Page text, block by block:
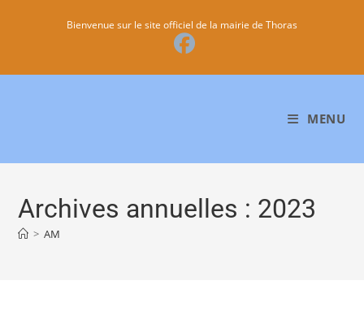
Bienvenue sur le site officiel de la mairie de Thoras
MENU
Archives annuelles : 2023
> AM